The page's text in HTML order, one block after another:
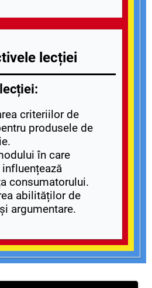
lecției
criteriilor de
produsele de
în care
consumatorului.
abilităților de
argumentare.